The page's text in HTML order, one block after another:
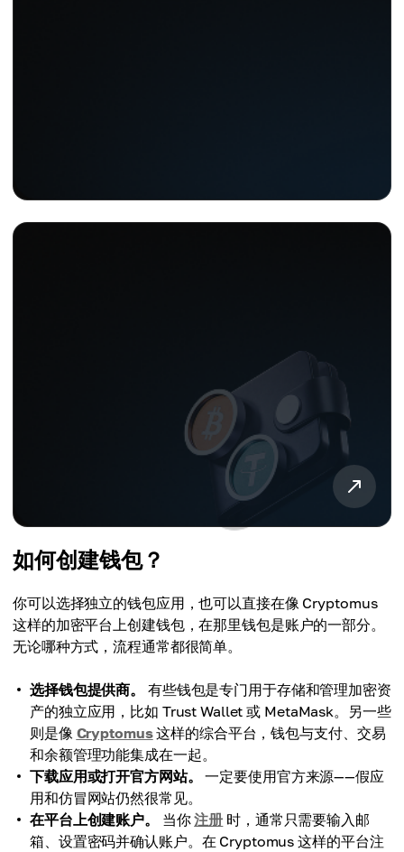
如何创建钱包？
你可以选择独立的钱包应用，也可以直接在像 Cryptomus
这样的加密平台上创建钱包，在那里钱包是账户的一部分。
无论哪种方式，流程通常都很简单。
选择钱包提供商。
有些钱包是专门用于存储和管理加密资
产的独立应用，比如 Trust Wallet 或 MetaMask。另一些
则是像 Cryptomus这样的综合平台，钱包与支付、交易
和余额管理功能集成在一起。
下载应用或打开官方网站。
一定要使用官方来源——假应
用和仿冒网站仍然很常见。
在平台上创建账户。
当你注册 时，通常只需要输入邮
箱、设置密码并确认账户。在 Cryptomus 这样的平台注